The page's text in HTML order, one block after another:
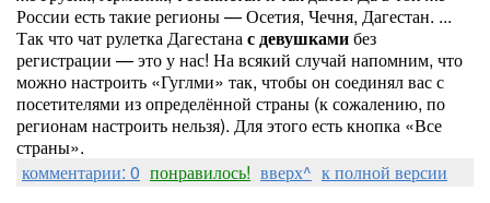
России есть такие регионы — Осетия, Чечня, Дагестан. ...
Так что чат рулетка Дагестанасдевушкамибез
регистрации — это у нас! На всякий случай напомним, что
можно настроить «Гуглми» так, чтобы он соединял вас с
посетителями из определённой страны (к сожалению, по
регионам настроить нельзя). Для этого есть кнопка «Все
страны».
комментарии: 0 понравилось! вверх^ к полной версии